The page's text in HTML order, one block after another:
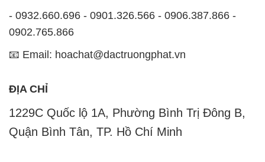
- 0932.660.696 - 0901.326.566 - 0906.387.866 -
0902.765.866
📧 Email: hoachat@dactruongphat.vn
ĐỊA CHỈ
1229C Quốc lộ 1A, Phường Bình Trị Đông B,
Quận Bình Tân, TP. Hồ Chí Minh